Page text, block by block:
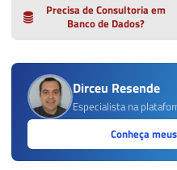
Precisa de Consultoria em
Banco de Dados?
Dirceu Resende
Especialista na
Conheça